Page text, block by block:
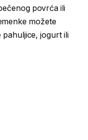
povrća ili
možete
pahuljice, jogurt ili